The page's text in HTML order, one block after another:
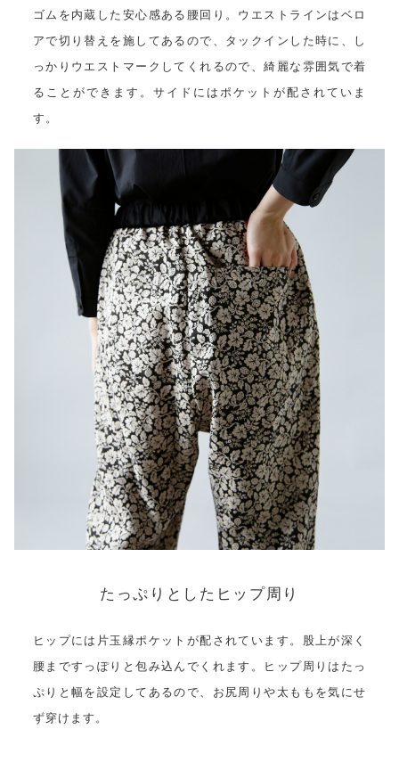
ゴムを内蔵した安心感ある腰回り。ウエストラインはベロ
アで切り替えを施してあるので、タックインした時に、し
っかりウエストマークしてくれるので、綺麗な雰囲気で着
ることができます。サイドにはポケットが配されていま
す。
たっぷりとしたヒップ周り
ヒップには片玉縁ポケットが配されています。股上が深く
腰まですっぽりと包み込んでくれます。ヒップ周りはたっ
ぷりと幅を設定してあるので、お尻周りや太ももを気にせ
ず穿けます。